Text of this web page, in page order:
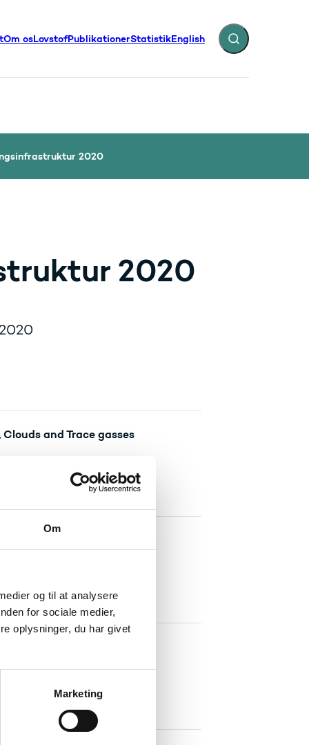
Om
og til at analysere
for sociale medier,
oplysninger, du har givet
Marketing
Om osLovstofPublikationerStatistikEnglish Fold søgefelt ud
- Flere links
2020
2020
and Trace gasses
Materials